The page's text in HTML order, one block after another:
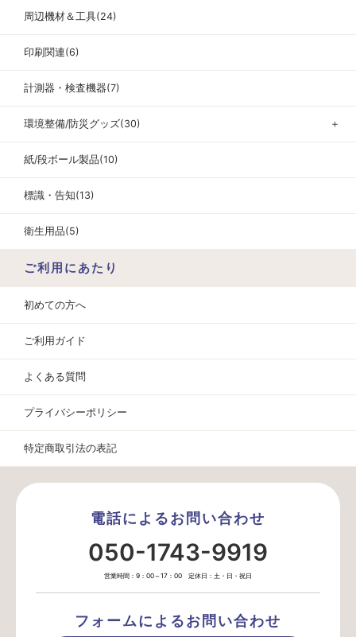
周辺機材＆工具(24)
印刷関連(6)
計測器・検査機器(7)
環境整備/防災グッズ(30) ＋
紙/段ボール製品(10)
標識・告知(13)
衛生用品(5)
ご利用にあたり
初めての方へ
ご利用ガイド
よくある質問
プライバシーポリシー
特定商取引法の表記
電話によるお問い合わせ
050-1743-9919
営業時間：9：00～17：00 定休日：土・日・祝日
フォームによるお問い合わせ